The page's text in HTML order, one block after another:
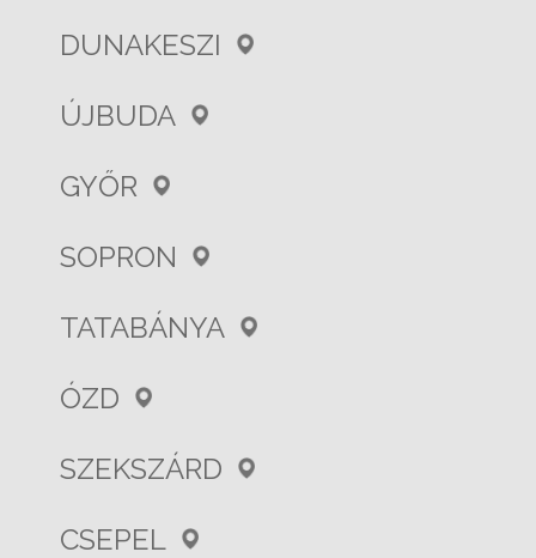
DUNAKESZI
ÚJBUDA
GYŐR
SOPRON
TATABÁNYA
ÓZD
SZEKSZÁRD
CSEPEL